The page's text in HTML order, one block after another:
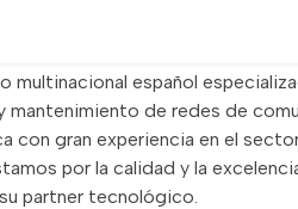
multinacional español
mantenimiento de redes de
con gran experiencia en el
por la calidad y la
partner tecnológico.